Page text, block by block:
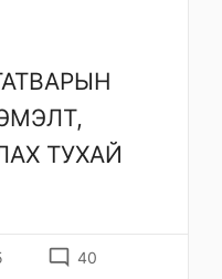
ТУХАЙ
mode_comment 40